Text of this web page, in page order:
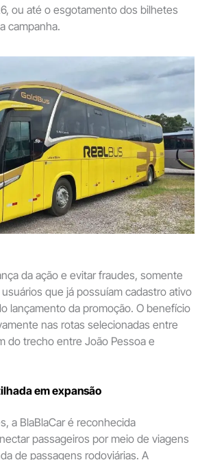
ou até o esgotamento dos bilhetes
campanha.
da ação e evitar fraudes, somente
que já possuíam cadastro ativo
lançamento da promoção. O benefício
nas rotas selecionadas entre
do trecho entre João Pessoa e
em expansão
a BlaBlaCar é reconhecida
passageiros por meio de viagens
de passagens rodoviárias. A